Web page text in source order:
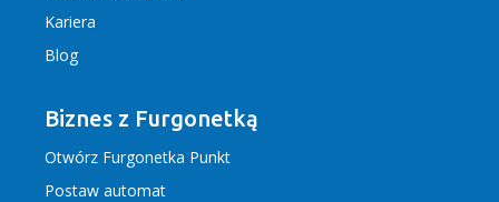
Kariera
Blog
Biznes z Furgonetką
Otwórz Furgonetka Punkt
Postaw automat